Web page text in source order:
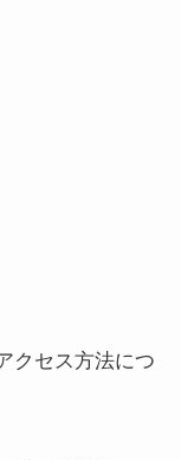
クセス方法につ